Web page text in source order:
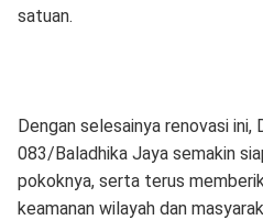
satuan.
Dengan selesainya renovasi ini,
083/Baladhika Jaya semakin
pokoknya, serta terus
keamanan wilayah dan